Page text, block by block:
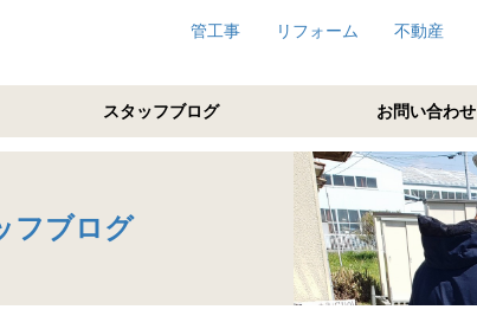
管工事 リフォーム 不動産
スタッフブログ お問い合わせ
フブログ